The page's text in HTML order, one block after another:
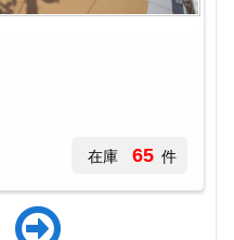
在庫 65 件